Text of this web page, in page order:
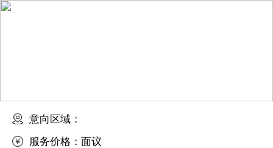
意向区域：
服务价格： 面议